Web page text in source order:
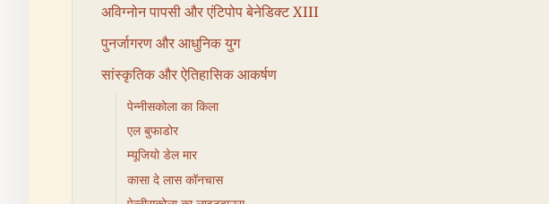
अविग्नोन पापसी और एंटिपोप बेनेडिक्ट XIII
पुनर्जागरण और आधुनिक युग
सांस्कृतिक और ऐतिहासिक आकर्षण
पेन्नीसकोला का किला
एल बुफाडोर
म्यूजियो डेल मार
कासा दे लास कॉनचास